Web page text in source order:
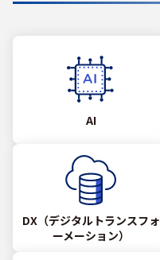
AI
DX（デジタルトランスフォ
ーメーション）